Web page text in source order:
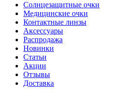
Солнцезащитные очки
Медицинские очки
Контактные линзы
Аксессуары
Распродажа
Новинки
Статьи
Акции
Отзывы
Доставка